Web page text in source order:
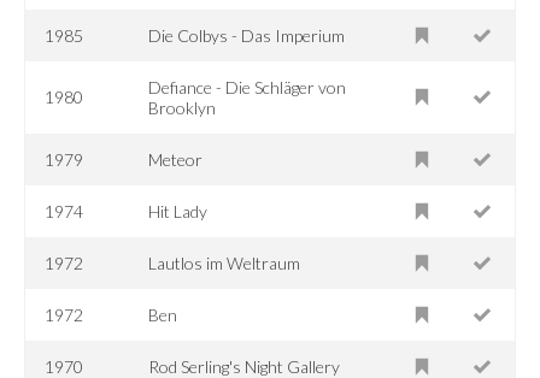
1985 Die Colbys - Das Imperium
1980
Defiance - Die Schläger von
Brooklyn
1979 Meteor
1974 Hit Lady
1972 Lautlos im Weltraum
1972 Ben
1970 Rod Serling's Night Gallery